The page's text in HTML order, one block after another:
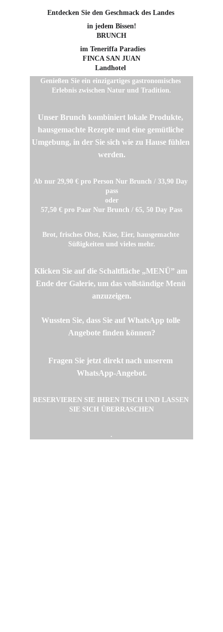
Entdecken Sie den Geschmack des Landes
in jedem Bissen!
BRUNCH
im Teneriffa Paradies
FINCA SAN JUAN
Landhotel
Genießen Sie ein einzigartiges gastronomisches
Erlebnis zwischen Natur und Tradition.
Unser Brunch kombiniert lokale Produkte,
hausgemachte Rezepte und eine gemütliche
Umgebung, in der Sie sich wie zu Hause fühlen
werden.
Ab nur 29,90 € pro Person Nur Brunch / 33,90 Day
pass
oder
57,50 € pro Paar Nur Brunch / 65, 50 Day Pass
Brot, frisches Obst, Käse, Eier, hausgemachte
Süßigkeiten und vieles mehr.
Klicken Sie auf die Schaltfläche „MENÜ” am
Ende der Galerie, um das vollständige Menü
anzuzeigen.
Wussten Sie, dass Sie auf WhatsApp tolle
Angebote finden können?
Fragen Sie jetzt direkt nach unserem
WhatsApp-Angebot.
RESERVIEREN SIE IHREN TISCH UND LASSEN
SIE SICH ÜBERRASCHEN
.